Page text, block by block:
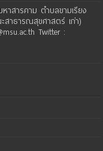
สารคาม ตำบลขามเรียง
สาธารณสุขศาสตร์ เก่า)
Twitter :